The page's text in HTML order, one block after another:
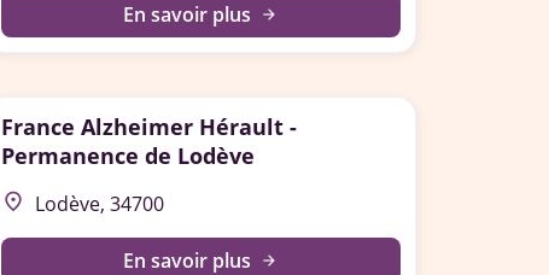
En savoir plus arrow_forward
France Alzheimer Hérault -
Permanence de Lodève
place Lodève, 34700
En savoir plus arrow_forward